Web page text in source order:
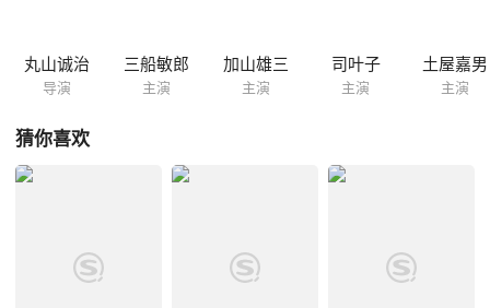
被美军窃取，美军派出空军机队将山本五十六的座机击落，一代军人山本
五十六就此碎尸于太平洋上空。
丸山诚治
导演
三船敏郎
主演
加山雄三
主演
司叶子
主演
土屋嘉男
主演
猜你喜欢